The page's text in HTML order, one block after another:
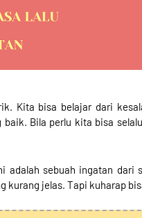
Kita bisa belajar dari
Bila perlu kita bisa
sebuah ingatan dari
kurang jelas. Tapi kuharap